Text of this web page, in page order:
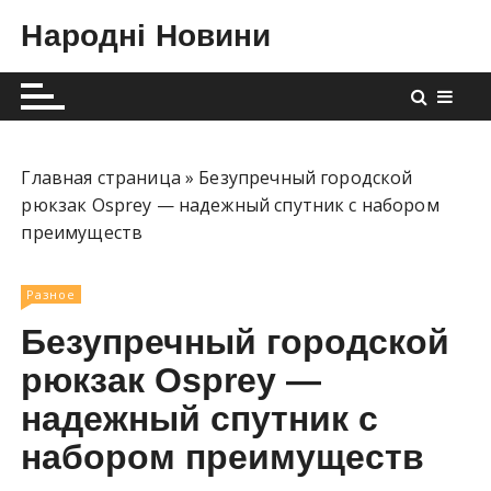
р
й
Народні Новини
Главная страница » Безупречный городской
рюкзак Osprey — надежный спутник с набором
преимуществ
Разное
Безупречный городской
рюкзак Osprey —
надежный спутник с
набором преимуществ